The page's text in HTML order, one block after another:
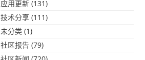
应用更新 (131)
技术分享 (111)
未分类 (1)
社区报告 (79)